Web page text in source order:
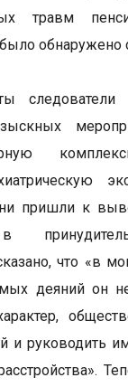
травм
обнаружено
следователи
пришли к
что «в
деяний он
и руководить